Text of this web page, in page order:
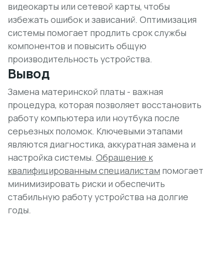
видеокарты или сетевой карты, чтобы
избежать ошибок и зависаний. Оптимизация
системы помогает продлить срок службы
компонентов и повысить общую
производительность устройства.
Вывод
Замена материнской платы - важная
процедура, которая позволяет восстановить
работу компьютера или ноутбука после
серьезных поломок. Ключевыми этапами
являются диагностика, аккуратная замена и
настройка системы. Обращение к
квалифицированным специалистам помогает
минимизировать риски и обеспечить
стабильную работу устройства на долгие
годы.